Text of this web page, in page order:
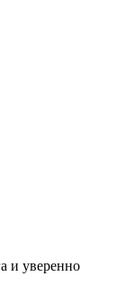
и уверенно